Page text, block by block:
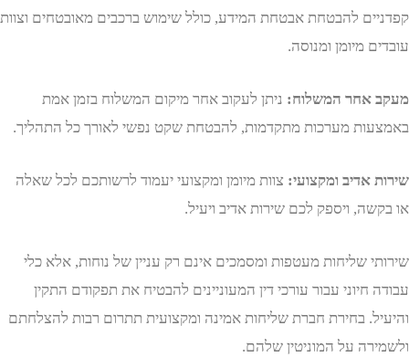
להבטחת אבטחת המידע, כולל שימוש ברכבים מאובטחים וצוות
מיומן ומנוסה.
אחר המשלוח:ניתן לעקוב אחר מיקום המשלוח בזמן אמת
מערכות מתקדמות, להבטחת שקט נפשי לאורך כל התהליך.
אדיב ומקצועי:צוות מיומן ומקצועי יעמוד לרשותכם לכל שאלה
ויספק לכם שירות אדיב ויעיל.
שליחות מעטפות ומסמכים אינם רק עניין של נוחות, אלא כלי
חיוני עבור עורכי דין המעוניינים להבטיח את תפקודם התקין
בחירת חברת שליחות אמינה ומקצועית תתרום רבות להצלחתם
על המוניטין שלהם.